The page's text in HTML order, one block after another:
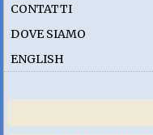
CONTATTI
DOVE SIAMO
ENGLISH